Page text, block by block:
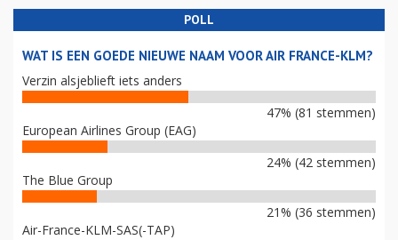
POLL
WAT IS EEN GOEDE NIEUWE NAAM VOOR AIR FRANCE-KLM?
Verzin alsjeblieft iets anders
47% (81 stemmen)
European Airlines Group (EAG)
24% (42 stemmen)
The Blue Group
21% (36 stemmen)
Air-France-KLM-SAS(-TAP)